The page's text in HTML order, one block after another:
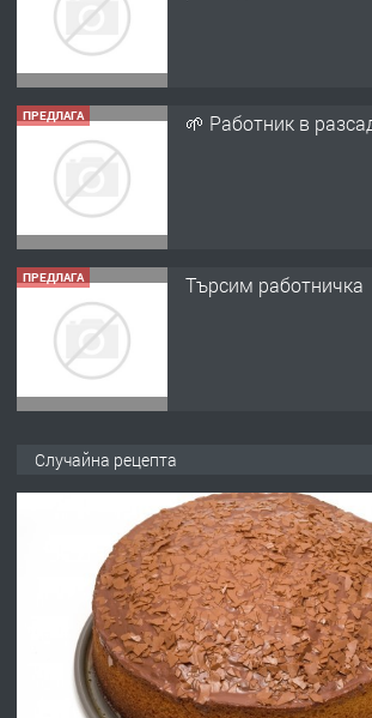
ПРЕДЛАГА 🌱 Работник в
ПРЕДЛАГА Търсим работничка
Работа за общи
Случайна рецепта